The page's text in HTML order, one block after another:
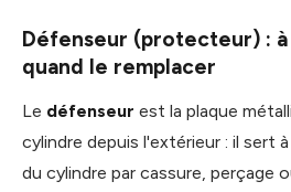
Défenseur (protecteur) :
quand le remplacer
Le défenseur est la plaque
cylindre depuis l'extérieur : il sert
du cylindre par cassure, perçage